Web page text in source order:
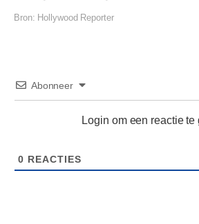
Bron: Hollywood Reporter
Abonneer
Login om een reactie te
0 REACTIES